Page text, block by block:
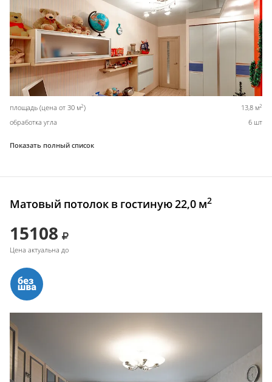
площадь (цена от 30 м2) 13,8 м2
обработка угла 6 шт
Показать полный список
Матовый потолок в гостиную 22,0 м2
15108
Цена актуальна до